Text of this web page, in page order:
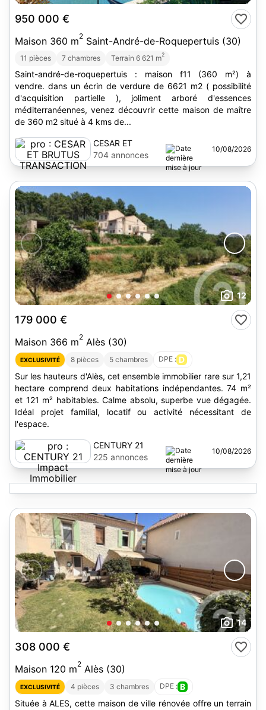
950 000 €
Maison 360 m2 Saint-André-de-Roquepertuis (30)
11 pièces 7 chambres Terrain 6 621 m2
Saint-andré-de-roquepertuis : maison f11 (360 m²) à
vendre. dans un écrin de verdure de 6621 m2 ( possibilité
d'acquisition partielle ), joliment arboré d'essences
méditerranéennes, venez découvrir cette maison de maître
de 360 m2 situé à 4 kms de...
CESAR ET
BRUTUS
TRANSACTION
704 annonces
10/08/2026
12
179 000 €
Maison 366 m2 Alès (30)
EXCLUSIVITÉ 8 pièces 5 chambres DPE : D
Sur les hauteurs d'Alès, cet ensemble immobilier rare sur 1,21
hectare comprend deux habitations indépendantes. 74 m²
et 121 m² habitables. Calme absolu, superbe vue dégagée.
Idéal projet familial, locatif ou activité nécessitant de
l'espace.
CENTURY 21
Impact Immobilier
225 annonces
10/08/2026
14
308 000 €
Maison 120 m2 Alès (30)
EXCLUSIVITÉ 4 pièces 3 chambres DPE : B
Située à ALES, cette maison de ville rénovée offre un terrain